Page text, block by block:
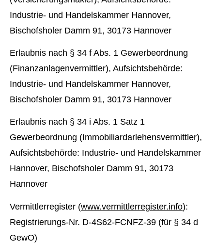
Industrie- und Handelskammer Hannover,
Bischofsholer Damm 91, 30173 Hannover
Erlaubnis nach § 34 f Abs. 1 Gewerbeordnung
(Finanzanlagenvermittler), Aufsichtsbehörde:
Industrie- und Handelskammer Hannover,
Bischofsholer Damm 91, 30173 Hannover
Erlaubnis nach § 34 i Abs. 1 Satz 1
Gewerbeordnung (Immobiliardarlehensvermittler),
Aufsichtsbehörde: Industrie- und Handelskammer
Hannover, Bischofsholer Damm 91, 30173
Hannover
Vermittlerregister (www.vermittlerregister.info):
Registrierungs-Nr. D-4S62-FCNFZ-39 (für § 34 d
GewO)